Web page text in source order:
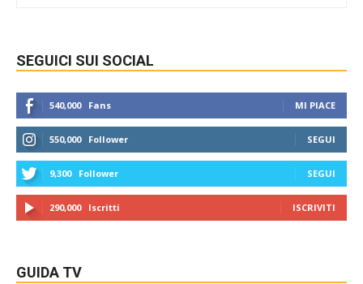
SEGUICI SUI SOCIAL
540,000 Fans MI PIACE
550,000 Follower SEGUI
9,300 Follower SEGUI
290,000 Iscritti ISCRIVITI
GUIDA TV